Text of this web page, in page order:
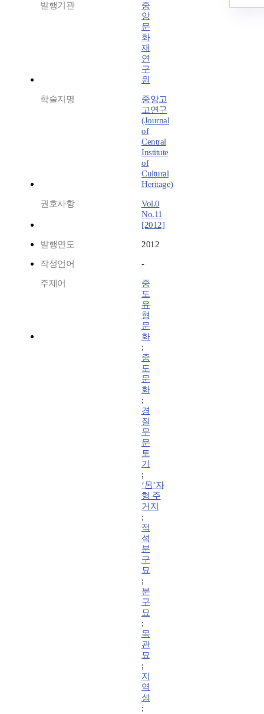
발행기관
중
앙
문
화
재
연
구
원
학술지명
중앙고
고연구
(Journal
of
Central
Institute
of
Cultural
Heritage)
권호사항
Vol.0
No.11
[2012]
발행연도 2012
작성언어 -
주제어
중
도
유
형
문
화
;
중
도
문
화
;
경
질
무
문
토
기
;
‘呂’자
형 주
거지
;
적
석
분
구
묘
;
분
구
묘
;
목
관
묘
;
지
역
성
;